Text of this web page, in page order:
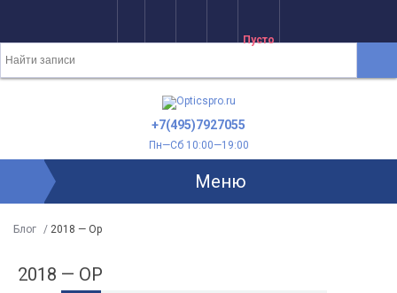
Пусто
+7(495)7927055
Пн—Сб 10:00—19:00
Меню
Блог / 2018 — Op
2018 — OP